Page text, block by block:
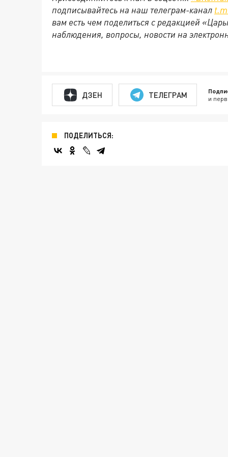
подписывайтесь на наш телеграм-канал
вам есть чем поделиться с редакцией
наблюдения, вопросы, новости на
ДЗЕН ТЕЛЕГРАМ и
ПОДЕЛИТЬСЯ: